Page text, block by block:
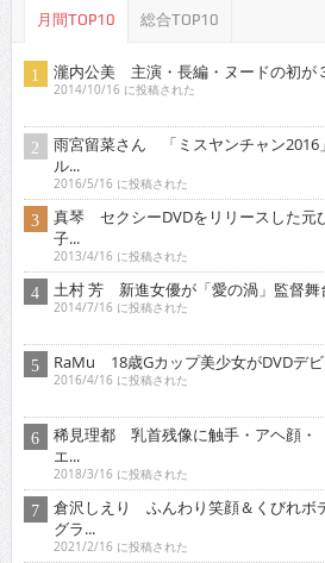
月間TOP10 総合TOP10
瀧内公美 主演・長編・ヌードの初が
2014/10/16 に投稿された
雨宮留菜さん 「ミスヤンチャン2016
ル...
2016/5/16 に投稿された
真琴 セクシーDVDをリリースした元
子...
2013/4/16 に投稿された
土村 芳 新進女優が「愛の渦」監督舞
2014/7/16 に投稿された
RaMu 18歳Gカップ美少女がDVDデ
2016/4/16 に投稿された
稀見理都 乳首残像に触手・アヘ顔・
エ...
2018/3/16 に投稿された
倉沢しえり ふんわり笑顔＆くびれボ
グラ...
2021/2/16 に投稿された